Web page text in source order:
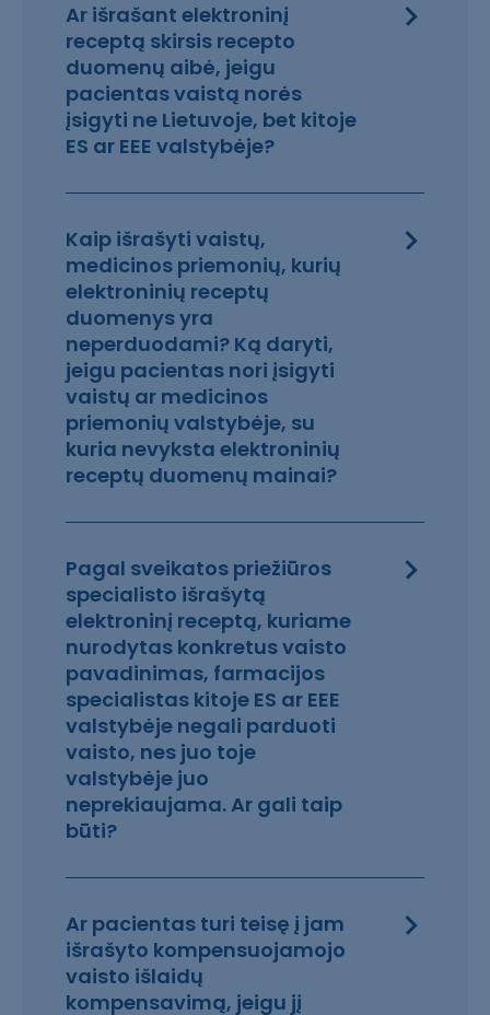
Ar išrašant elektroninį
receptą skirsis recepto
duomenų aibė, jeigu
pacientas vaistą norės
įsigyti ne Lietuvoje, bet kitoje
ES ar EEE valstybėje?
Kaip išrašyti vaistų,
medicinos priemonių, kurių
elektroninių receptų
duomenys yra
neperduodami? Ką daryti,
jeigu pacientas nori įsigyti
vaistų ar medicinos
priemonių valstybėje, su
kuria nevyksta elektroninių
receptų duomenų mainai?
Pagal sveikatos priežiūros
specialisto išrašytą
elektroninį receptą, kuriame
nurodytas konkretus vaisto
pavadinimas, farmacijos
specialistas kitoje ES ar EEE
valstybėje negali parduoti
vaisto, nes juo toje
valstybėje juo
neprekiaujama. Ar gali taip
būti?
Ar pacientas turi teisę į jam
išrašyto kompensuojamojo
vaisto išlaidų
kompensavimą, jeigu jį